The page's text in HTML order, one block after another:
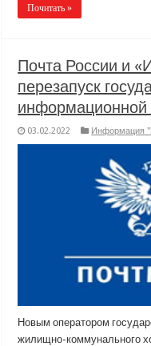
Почитать »
Почта России и
перезапуск
03.02.2022 Информация
Новым оператором
жилищно-коммунального